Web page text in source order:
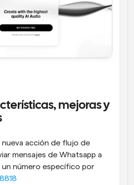
mejoras y
nueva acción de flujo de
mensajes de Whatsapp a